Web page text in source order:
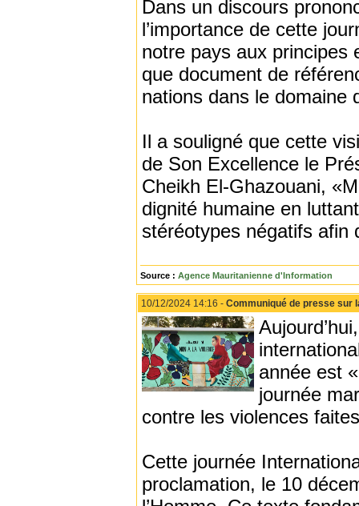
Dans un discours
l’importance de cette
notre pays aux principes
que document de
nations dans le domaine
Il a souligné que cette
de Son Excellence le
Cheikh El-Ghazouani,
dignité humaine en
stéréotypes négatifs afin
Source : Agence Mauritanienne d'Information
10/12/2024 14:16 - Communiqué de presse sur
année est
journée
contre les violences
Cette journée
proclamation, le 10